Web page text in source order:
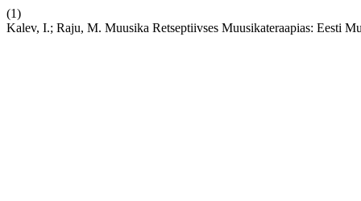
(1)
Kalev, I.; Raju, M. Muusika Retseptiivses Muusikateraapias: Eesti